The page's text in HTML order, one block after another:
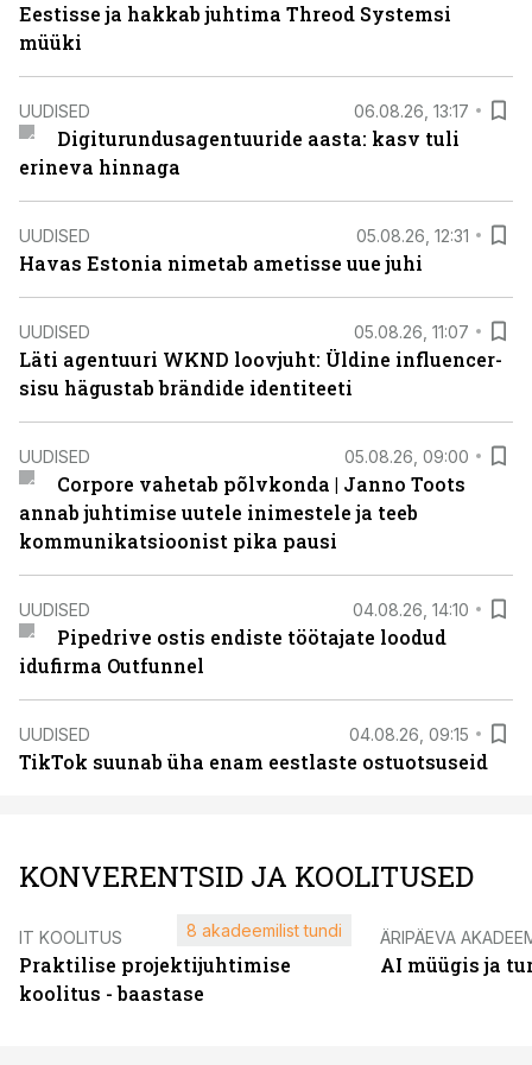
Eestisse ja hakkab juhtima Threod Systemsi
müüki
UUDISED 06.08.26, 13:17
Digiturundusagentuuride aasta: kasv tuli
erineva hinnaga
UUDISED 05.08.26, 12:31
Havas Estonia nimetab ametisse uue juhi
UUDISED 05.08.26, 11:07
Läti agentuuri WKND loovjuht: Üldine influencer-
sisu hägustab brändide identiteeti
UUDISED 05.08.26, 09:00
Corpore vahetab põlvkonda | Janno Toots
annab juhtimise uutele inimestele ja teeb
kommunikatsioonist pika pausi
UUDISED 04.08.26, 14:10
Pipedrive ostis endiste töötajate loodud
idufirma Outfunnel
UUDISED 04.08.26, 09:15
TikTok suunab üha enam eestlaste ostuotsuseid
KONVERENTSID JA KOOLITUSED
IT KOOLITUS
Praktilise projektijuhtimise
koolitus - baastase
8 akadeemilist tundi ÄRIPÄEVA
AI müügis ja